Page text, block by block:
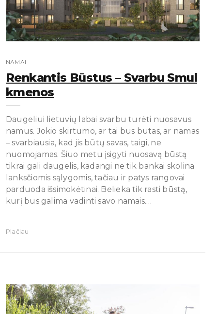
NAMAI
Renkantis Būstus – Svarbu Smul
Kmenos
Daugeliui lietuvių labai svarbu turėti nuosavus
namus. Jokio skirtumo, ar tai bus butas, ar namas
– svarbiausia, kad jis būtų savas, taigi, ne
nuomojamas. Šiuo metu įsigyti nuosavą būstą
tikrai gali daugelis, kadangi ne tik bankai skolina
lanksčiomis sąlygomis, tačiau ir patys rangovai
parduoda išsimokėtinai. Belieka tik rasti būstą,
kurį bus galima vadinti savo namais.…
Plačiau